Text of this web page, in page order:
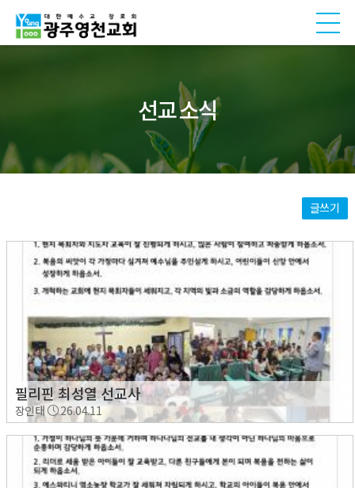
선교 소식
글쓰기
필리핀 최성열 선교사
장인태 26.04.11